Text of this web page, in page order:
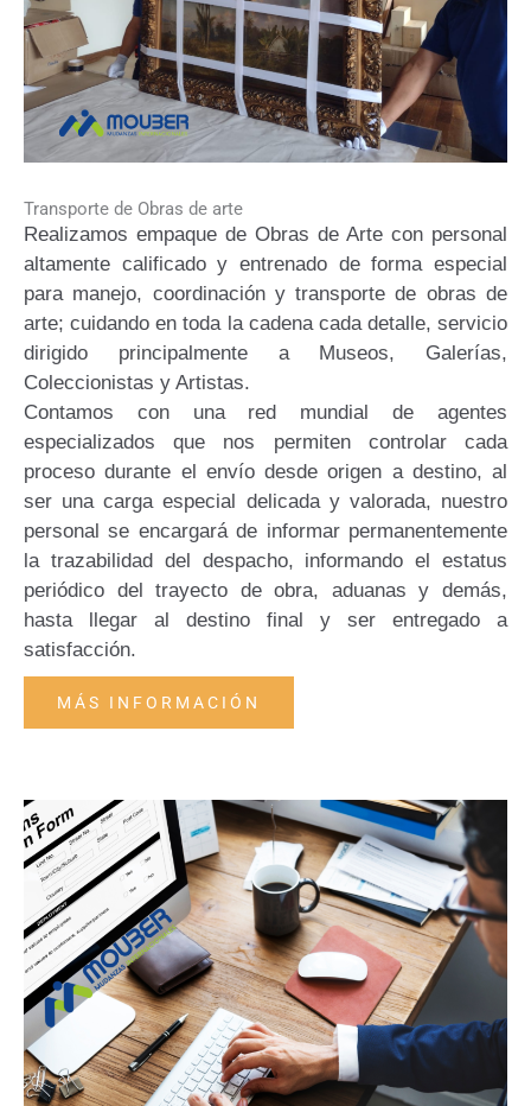
Transporte de Obras de arte
Realizamos empaque de Obras de Arte con personal
altamente calificado y entrenado de forma especial
para manejo, coordinación y transporte de obras de
arte; cuidando en toda la cadena cada detalle, servicio
dirigido principalmente a Museos, Galerías,
Coleccionistas y Artistas.
Contamos con una red mundial de agentes
especializados que nos permiten controlar cada
proceso durante el envío desde origen a destino, al
ser una carga especial delicada y valorada, nuestro
personal se encargará de informar permanentemente
la trazabilidad del despacho, informando el estatus
periódico del trayecto de obra, aduanas y demás,
hasta llegar al destino final y ser entregado a
satisfacción.
MÁS INFORMACIÓN